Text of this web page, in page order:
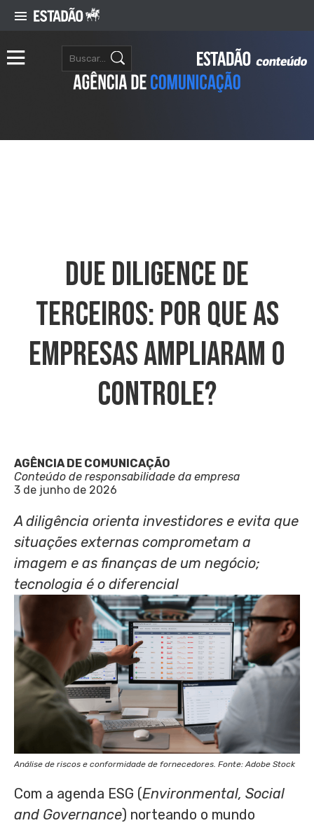
Due Diligence De
Terceiros: Por Que As
Empresas Ampliaram O
Controle?
AGÊNCIA DE COMUNICAÇÃO
Conteúdo de responsabilidade da empresa
3 de junho de 2026
A diligência orienta investidores e evita que
situações externas comprometam a
imagem e as finanças de um negócio;
tecnologia é o diferencial
Análise de riscos e conformidade de fornecedores. Fonte: Adobe Stock
Com a agenda ESG (Environmental, Social
and Governance) norteando o mundo